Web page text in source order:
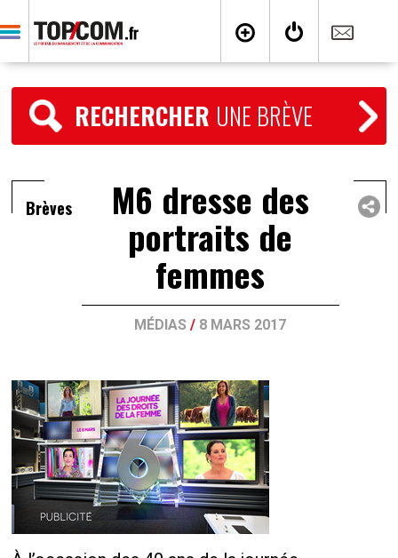
RECHERCHER UNE BRÈVE
Brèves M6 dresse des
portraits de
femmes
MÉDIAS / 8 MARS 2017